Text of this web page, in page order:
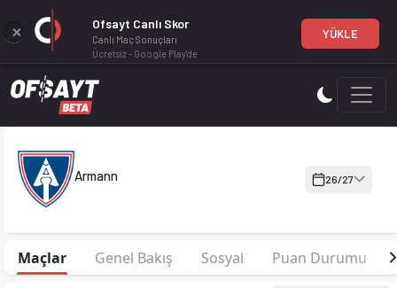
Armann 26-27 sezonu kadrosu, maç fikstürü, puan
Armann 26/27
Maçlar Genel Bakış Sosyal Puan Durumu
Ofsayt Canlı Skor
Canlı Maç Sonuçları
Ücretsiz - Google Play'de
YÜKLE